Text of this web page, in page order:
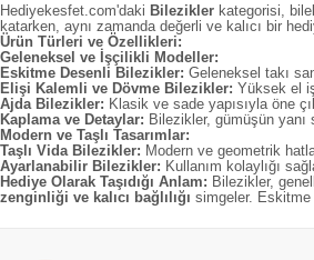
Hediyekesfet.com'daki Bilezikler kategorisi,
katarken, aynı zamanda değerli ve kalıcı bir
Ürün Türleri ve Özellikleri:
Geleneksel ve İşçilikli Modeller:
Eskitme Desenli Bilezikler: Geleneksel takı
Elişi Kalemli ve Dövme Bilezikler: Yüksek el
Ajda Bilezikler: Klasik ve sade yapısıyla öne
Kaplama ve Detaylar: Bilezikler, gümüşün yanı
Modern ve Taşlı Tasarımlar:
Taşlı Vida Bilezikler: Modern ve geometrik
Ayarlanabilir Bilezikler: Kullanım kolaylığı
Hediye Olarak Taşıdığı Anlam: Bilezikler,
zenginliği ve kalıcı bağlılığı simgeler. Eskitme